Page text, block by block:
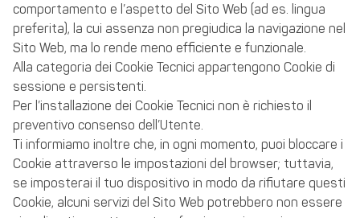
comportamento e l’aspetto del Sito Web (ad es. lingua
preferita), la cui assenza non pregiudica la navigazione nel
Sito Web, ma lo rende meno efficiente e funzionale.
Alla categoria dei Cookie Tecnici appartengono Cookie di
sessione e persistenti.
Per l’installazione dei Cookie Tecnici non è richiesto il
preventivo consenso dell’Utente.
Ti informiamo inoltre che, in ogni momento, puoi bloccare i
Cookie attraverso le impostazioni del browser; tuttavia,
se imposterai il tuo dispositivo in modo da rifiutare questi
Cookie, alcuni servizi del Sito Web potrebbero non essere